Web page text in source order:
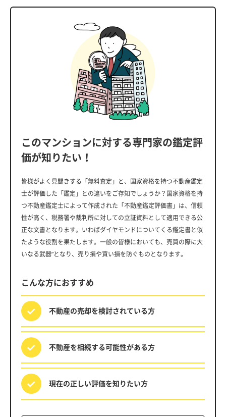
このマンションに対する専門家の鑑定評
価が知りたい！
皆様がよく見聞きする「無料査定」と、国家資格を持つ不動産鑑定
士が評価した「鑑定」との違いをご存知でしょうか？国家資格を持
つ不動産鑑定士によって作成された「不動産鑑定評価書」は、信頼
性が高く、税務署や裁判所に対しての立証資料として適用できる公
正な文書となります。いわばダイヤモンドについてくる鑑定書と似
たような役割を果たします。一般の皆様においても、売買の際に大
いなる武器”となり、売り損や買い損を防ぐものとなります。
こんな方におすすめ
不動産の売却を検討されている方
不動産を相続する可能性がある方
現在の正しい評価を知りたい方